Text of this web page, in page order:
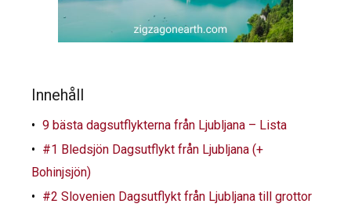
Innehåll
9 bästa dagsutflykterna från Ljubljana – Lista
#1 Bledsjön Dagsutflykt från Ljubljana (+
Bohinjsjön)
#2 Slovenien Dagsutflykt från Ljubljana till grottor